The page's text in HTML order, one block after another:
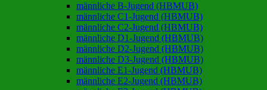
männliche B-Jugend (HBMUB)
männliche C1-Jugend (HBMUB)
männliche C2-Jugend (HBMUB)
männliche D1-Jugend (HBMUB)
männliche D2-Jugend (HBMUB)
männliche D3-Jugend (HBMUB)
männliche E1-Jugend (HBMUB)
männliche E2-Jugend (HBMUB)